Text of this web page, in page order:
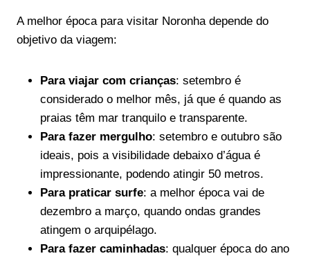
A melhor época para visitar Noronha depende do
objetivo da viagem:
Para viajar com crianças: setembro é
considerado o melhor mês, já que é quando as
praias têm mar tranquilo e transparente.
Para fazer mergulho: setembro e outubro são
ideais, pois a visibilidade debaixo d’água é
impressionante, podendo atingir 50 metros.
Para praticar surfe: a melhor época vai de
dezembro a março, quando ondas grandes
atingem o arquipélago.
Para fazer caminhadas: qualquer época do ano